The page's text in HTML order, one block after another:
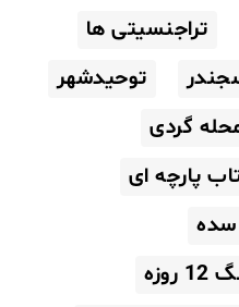
تراجنسیتی ها
توحیدشهر
گردی
پارچه ای
روزه